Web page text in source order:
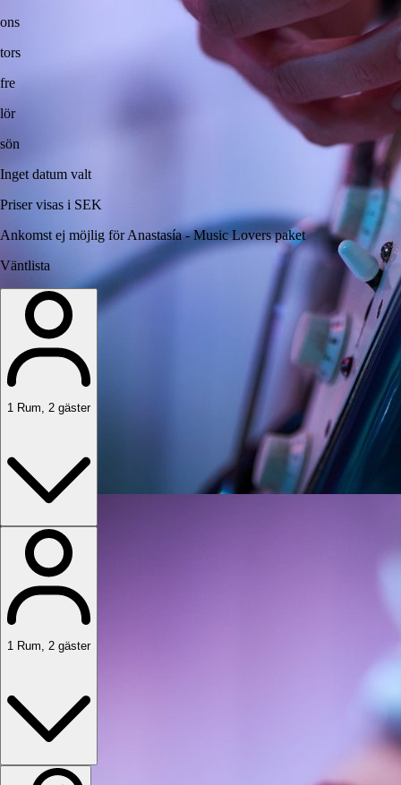
ons
tors
fre
lör
sön
Inget datum valt
Priser visas i SEK
Ankomst ej möjlig för Anastasía - Music Lovers paket
Väntlista
1 Rum 2 gäster
1 Rum, 2 gäster